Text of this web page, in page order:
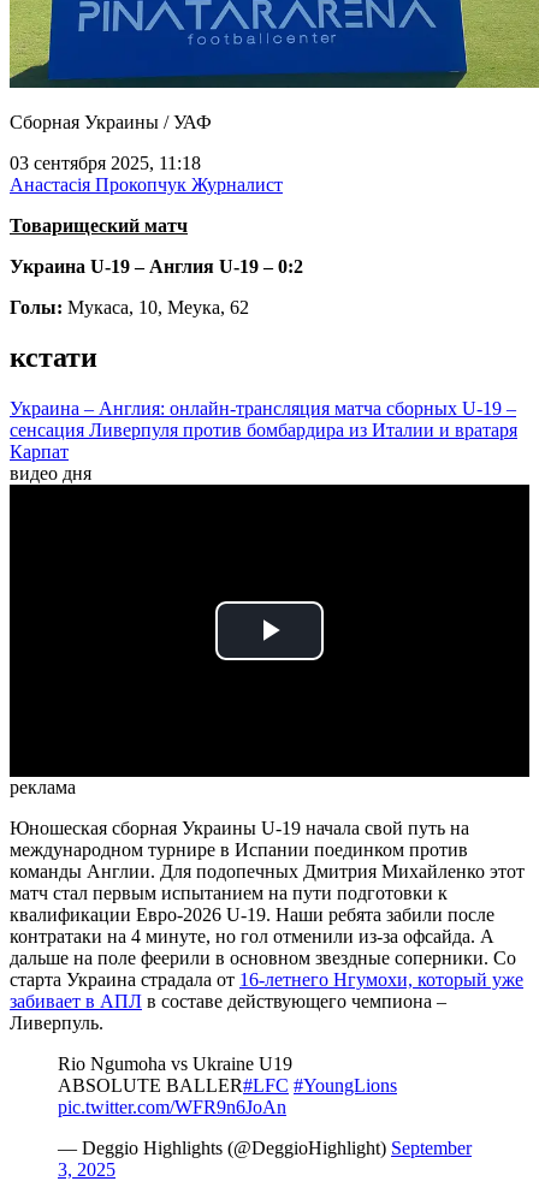
Сборная Украины / УАФ
03 сентября 2025, 11:18
Анастасія Прокопчук Журналист
Товарищеский матч
Украина U-19 – Англия U-19 – 0:2
Голы: Мукаса, 10, Меука, 62
кстати
Украина – Англия: онлайн-трансляция матча сборных U-19 –
сенсация Ливерпуля против бомбардира из Италии и вратаря
Карпат
видео дня
Play
реклама
Юношеская сборная Украины U-19 начала свой путь на
международном турнире в Испании поединком против
команды Англии. Для подопечных Дмитрия Михайленко этот
матч стал первым испытанием на пути подготовки к
квалификации Евро-2026 U-19. Наши ребята забили после
контратаки на 4 минуте, но гол отменили из-за офсайда. А
дальше на поле феерили в основном звездные соперники. Со
старта Украина страдала от 16-летнего Нгумохи, который уже
забивает в АПЛ в составе действующего чемпиона –
Ливерпуль.
Rio Ngumoha vs Ukraine U19
ABSOLUTE BALLER#LFC #YoungLions
pic.twitter.com/WFR9n6JoAn
— Deggio Highlights (@DeggioHighlight) September
3, 2025